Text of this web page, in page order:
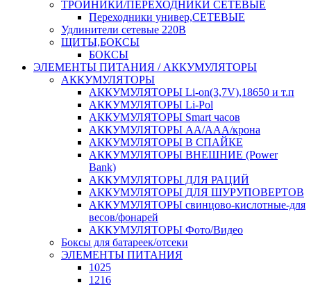
ТРОЙНИКИ/ПЕРЕХОДНИКИ СЕТЕВЫЕ
Переходники универ,СЕТЕВЫЕ
Удлинители сетевые 220В
ЩИТЫ,БОКСЫ
БОКСЫ
ЭЛЕМЕНТЫ ПИТАНИЯ / АККУМУЛЯТОРЫ
АККУМУЛЯТОРЫ
АККУМУЛЯТОРЫ Li-on(3,7V),18650 и т.п
АККУМУЛЯТОРЫ Li-Pol
АККУМУЛЯТОРЫ Smart часов
АККУМУЛЯТОРЫ АА/ААА/крона
АККУМУЛЯТОРЫ В СПАЙКЕ
АККУМУЛЯТОРЫ ВНЕШНИЕ (Power
Bank)
АККУМУЛЯТОРЫ ДЛЯ РАЦИЙ
АККУМУЛЯТОРЫ ДЛЯ ШУРУПОВЕРТОВ
АККУМУЛЯТОРЫ свинцово-кислотные-для
весов/фонарей
АККУМУЛЯТОРЫ Фото/Видео
Боксы для батареек/отсеки
ЭЛЕМЕНТЫ ПИТАНИЯ
1025
1216